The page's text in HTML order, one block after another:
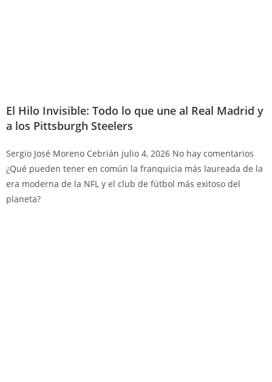
El Hilo Invisible: Todo lo que une al Real Madrid y
a los Pittsburgh Steelers
Sergio José Moreno Cebrián julio 4, 2026 No hay comentarios
¿Qué pueden tener en común la franquicia más laureada de la
era moderna de la NFL y el club de fútbol más exitoso del
planeta?